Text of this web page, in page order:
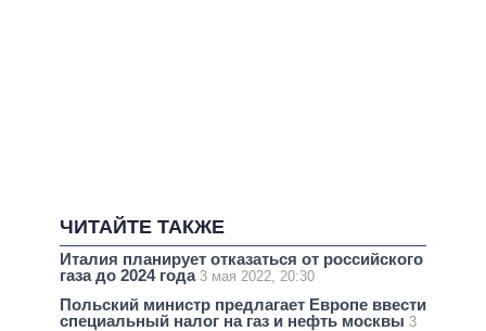
ЧИТАЙТЕ ТАКЖЕ
Италия планирует отказаться от российского
газа до 2024 года 3 мая 2022, 20:30
Польский министр предлагает Европе ввести
специальный налог на газ и нефть москвы 3